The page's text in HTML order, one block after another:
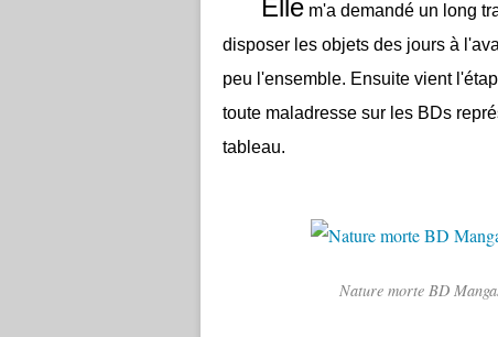
Elle m'a demandé un long
disposer les objets des jours à
peu l'ensemble. Ensuite vient
toute maladresse sur les BDs
tableau.
Nature morte BD